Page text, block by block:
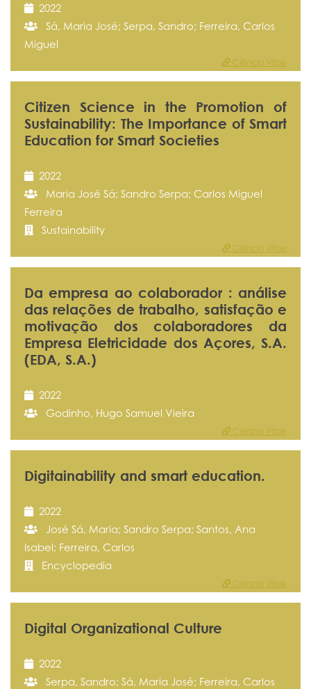
2022
Sá, Maria José; Serpa, Sandro; Ferreira, Carlos
Miguel
Ciência Vitae
Citizen Science in the Promotion of
Sustainability: The Importance of Smart
Education for Smart Societies
2022
Maria José Sá; Sandro Serpa; Carlos Miguel
Ferreira
Sustainability
Ciência Vitae
Da empresa ao colaborador : análise
das relações de trabalho, satisfação e
motivação dos colaboradores da
Empresa Eletricidade dos Açores, S.A.
(EDA, S.A.)
2022
Godinho, Hugo Samuel Vieira
Ciência Vitae
Digitainability and smart education.
2022
José Sá, Maria; Sandro Serpa; Santos, Ana
Isabel; Ferreira, Carlos
Encyclopedia
Ciência Vitae
Digital Organizational Culture
2022
Serpa, Sandro; Sá, Maria José; Ferreira, Carlos